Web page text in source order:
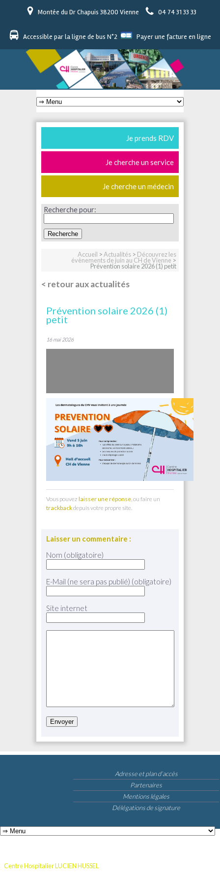
Montée du Dr Chapuis 38200 Vienne 04 74 31 33 33
Accessible par la ligne de bus N°2 Payer une facture en ligne
Je prends RDV
Je cherche un service
Je cherche un médecin
Recherche pour:
Accueil >Actualités > Découvrez les
évènements de juin au CH de Vienne >
Prévention solaire 2026 (1) petit
< retour aux actualités
Prévention solaire 2026 (1)
petit
16 mai 2026
Vous pouvez laisser une réponse , ou faire un
trackbackdepuis votre propre site.
Laisser un commentaire :
Nom (obligatoire)
E-Mail (ne sera pas publié) (obligatoire)
Site internet
Adresse et plan d’accès
Partenaires
Mentions légales
Délégations de signature
Centre Hospitalier LUCIEN HUSSEL